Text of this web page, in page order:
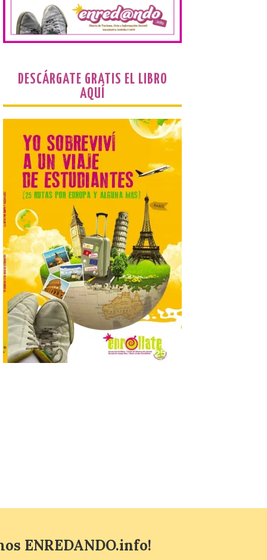
El Ayuntamiento de La
Bañeza presenta el
Festival One More Time,
una cita con la música de
agosto en la Plaza Mayor.
Se celebrará el próximo
domingo 16 de agosto, a
partir de las 23:00 horas,
en la Plaza Mayor de la
ciudad. El Salón de Plenos
del Ayuntamiento de La Bañeza ha
acogido esta mañana la presentación
oficial del Festival One […]
“Mirar un eclipse sin
protección adecuada
puede causar daños
irreversibles en la retina”
6 Ago 2026
La retinopatía solar puede
provocar pérdida de
visión central, manchas en
el campo visual y
alteraciones en la
percepción de formas y colores. El
especialista en Oftalmología del Hospital
San Juan de Dios de León, Dr. Mahave
Enróllate, la Asociación
DESCÁRGATE GRATIS EL LIBRO
AQUÍ
ENREDANDO.info!